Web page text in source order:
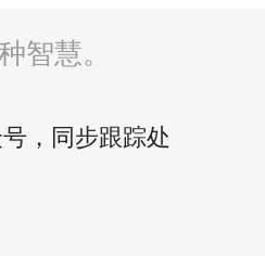
智慧。
号，同步跟踪处